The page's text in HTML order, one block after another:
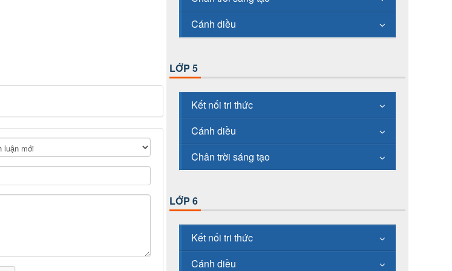
Cánh diều
LỚP 5
Kết nối tri thức
Cánh diều
Chân trời sáng tạo
LỚP 6
Kết nối tri thức
Cánh diều